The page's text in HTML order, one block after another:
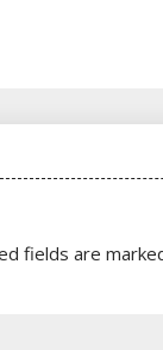
fields are